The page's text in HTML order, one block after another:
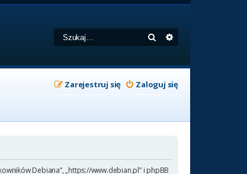
Szukaj
Zaloguj się
Zarejestruj się
Debiana”, „https://www.debian.pl” i phpBB